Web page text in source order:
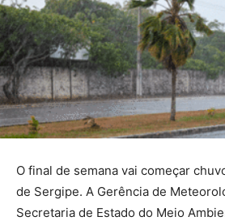
O final de semana vai começar
de Sergipe. A Gerência de
Secretaria de Estado do Meio